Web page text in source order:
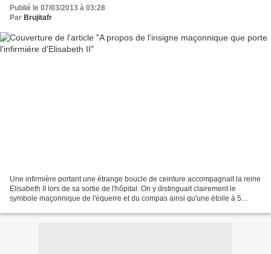
Publié le 07/03/2013 à 03:28
Par Brujitafr
Une infirmière portant une étrange boucle de ceinture accompagnait la reine
Elisabeth II lors de sa sortie de l'hôpital. On y distinguait clairement le
symbole maçonnique de l'équerre et du compas ainsi qu'une étoile à 5